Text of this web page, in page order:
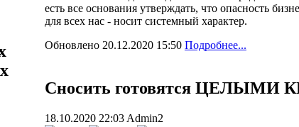
есть все основания утверждать, что опасность
для всех нас - носит системный характер.
Обновлено 20.12.2020 15:50 Подробнее...
Сносить готовятся ЦЕЛЫМИ
18.10.2020 22:03 Admin2